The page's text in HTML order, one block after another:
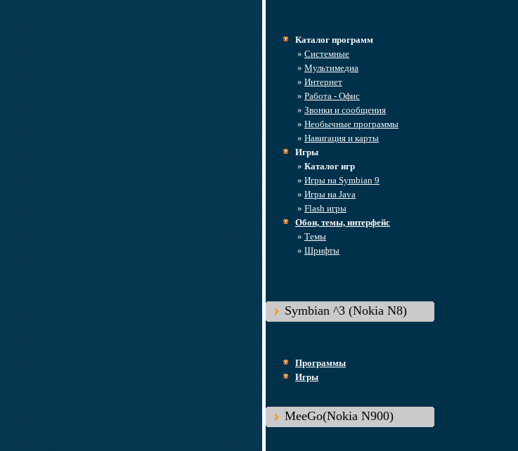
Каталог программ
» Системные
» Мультимедиа
» Интернет
» Работа - Офис
» Звонки и сообщения
» Необычные программы
» Навигация и карты
Игры
» Каталог игр
» Игры на Symbian 9
» Игры на Java
» Flash игры
Обои, темы, интерфейс
» Темы
» Шрифты
Symbian ^3 (Nokia N8)
Программы
Игры
MeeGo(Nokia N900)